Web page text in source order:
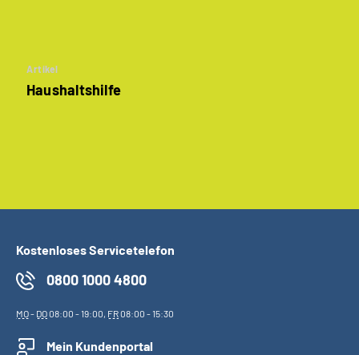
Artikel
Haushaltshilfe
Kostenloses Servicetelefon
0800 1000 4800
MO- DO08:00 - 19:00, FR08:00 - 15:30
Mein Kundenportal